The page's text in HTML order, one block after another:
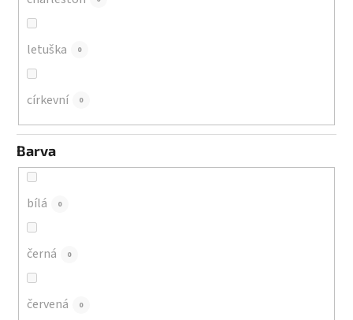
letuška 0
církevní 0
Barva
bílá 0
černá 0
červená 0